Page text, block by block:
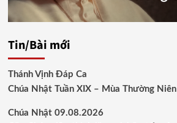
Tin/Bài mới
Thánh Vịnh Đáp Ca
Chúa Nhật Tuần XIX – Mùa Thường Niên
Chúa Nhật 09.08.2026